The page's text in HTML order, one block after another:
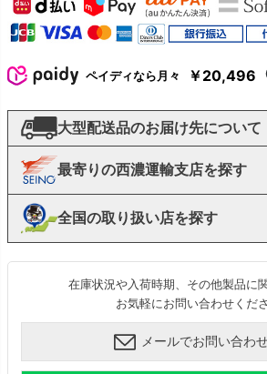
ペイディなら月々 ￥20,496
大型配送品のお届け先について
最寄りの西濃運輸支店を探す
全国の取り扱い店を探す
在庫状況や入荷時期、その他製品に
お気軽にお問い合わせくださ
メールでお問い合わ